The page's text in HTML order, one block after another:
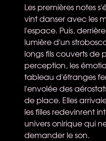
Les premières notes
vint danser avec les
l'espace. Puis,
lumière d'un
longs fils couverts de
perception, les
tableau d'étranges
l'envolée des
de place. Elles
les filles redevinrent
univers onirique qui
demander le son.